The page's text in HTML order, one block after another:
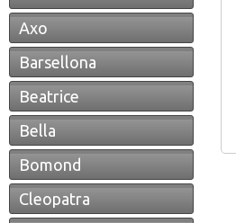
Axo
Barsellona
Beatrice
Bella
Bomond
Cleopatra